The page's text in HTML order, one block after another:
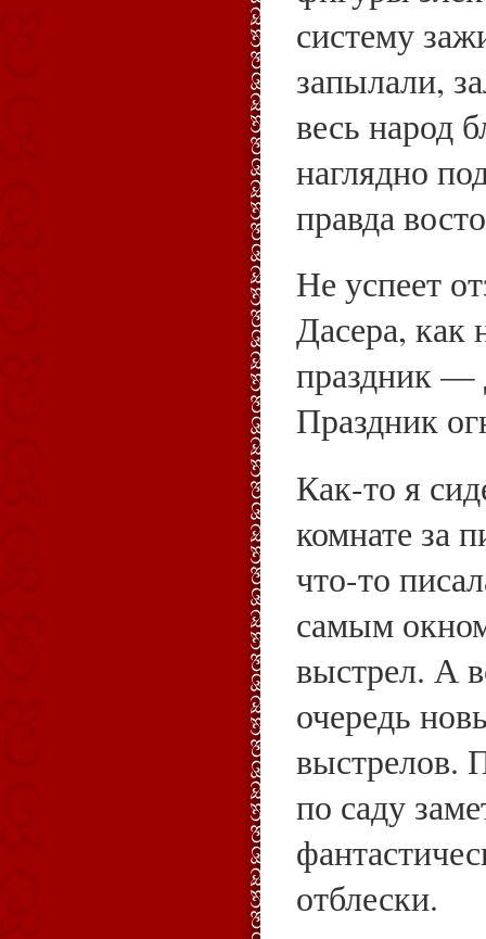
систему
запылали,
весь народ
наглядно
правда
Не успеет
Дасера, как
праздник —
Праздник
Как-то я
комнате за
что-то
самым
выстрел. А
очередь
выстрелов.
по саду
отблески.